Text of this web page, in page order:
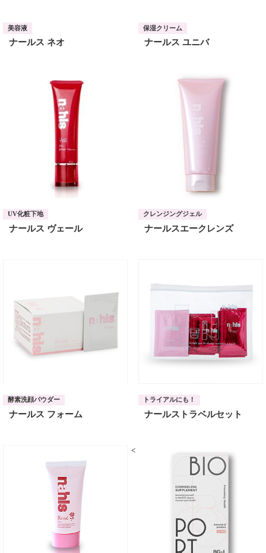
美容液
ナールス ネオ
保湿クリーム
ナールス ユニバ
UV化粧下地
ナールス ヴェール
クレンジングジェル
ナールスエークレンズ
酵素洗顔パウダー
ナールス フォーム
トライアルにも！
ナールストラベルセット
<